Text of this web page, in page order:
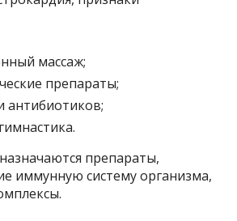
массаж;
препараты;
антибиотиков;
препараты,
иммунную систему организма,